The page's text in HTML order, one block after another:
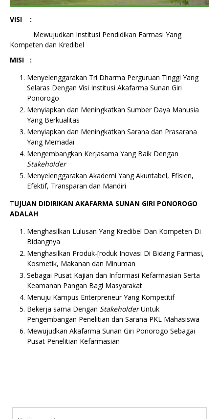
VISI :
Mewujudkan Institusi Pendidikan Farmasi Yang
Kompeten dan Kredibel
MISI :
Menyelenggarakan Tri Dharma Perguruan Tinggi Yang
Selaras Dengan Visi Institusi Akafarma Sunan Giri
Ponorogo
Menyiapkan dan Meningkatkan Sumber Daya Manusia
Yang Berkualitas
Menyiapkan dan Meningkatkan Sarana dan Prasarana
Yang Memadai
Mengembangkan Kerjasama Yang Baik Dengan
Stakeholder
Menyelenggarakan Akademi Yang Akuntabel, Efisien,
Efektif, Transparan dan Mandiri
TUJUAN DIDIRIKAN AKAFARMA SUNAN GIRI PONOROGO
ADALAH
Menghasilkan Lulusan Yang Kredibel Dan Kompeten Di
Bidangnya
Menghasilkan Produk-[roduk Inovasi Di Bidang Farmasi,
Kosmetik, Makanan dan Minuman
Sebagai Pusat Kajian dan Informasi Kefarmasian Serta
Keamanan Pangan Bagi Masyarakat
Menuju Kampus Enterpreneur Yang Kompetitif
Bekerja sama Dengan StakeholderUntuk
Pengembangan Penelitian dan Sarana PKL Mahasiswa
Mewujudkan Akafarma Sunan Giri Ponorogo Sebagai
Pusat Penelitian Kefarmasian